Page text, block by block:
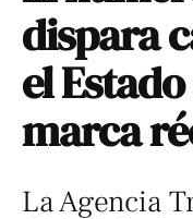
dispara
el
marca
La Agencia